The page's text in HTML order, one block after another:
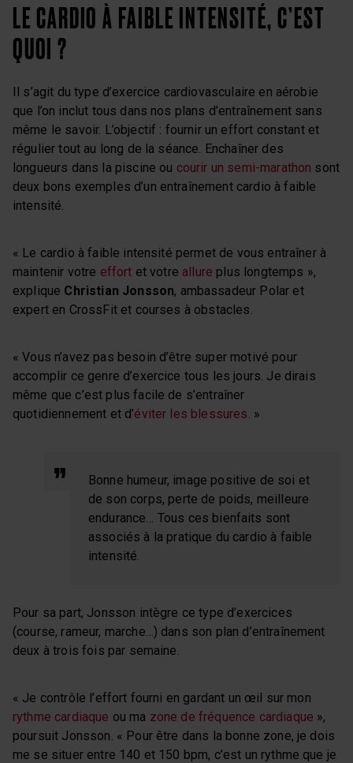
LE CARDIO À FAIBLE INTENSITÉ, C’EST
QUOI ?
Il s’agit du type d’exercice cardiovasculaire en aérobie
que l’on inclut tous dans nos plans d’entraînement sans
même le savoir. L’objectif : fournir un effort constant et
régulier tout au long de la séance. Enchaîner des
longueurs dans la piscine ou courir un semi-marathon sont
deux bons exemples d’un entraînement cardio à faible
intensité.
« Le cardio à faible intensité permet de vous entraîner à
maintenir votre effort et votre allure plus longtemps »,
explique Christian Jonsson, ambassadeur Polar et
expert en CrossFit et courses à obstacles.
« Vous n’avez pas besoin d’être super motivé pour
accomplir ce genre d’exercice tous les jours. Je dirais
même que c’est plus facile de s’entraîner
quotidiennement et d’éviter les blessures. »
Bonne humeur, image positive de soi et
de son corps, perte de poids, meilleure
endurance… Tous ces bienfaits sont
associés à la pratique du cardio à faible
intensité.
Pour sa part, Jonsson intègre ce type d’exercices
(course, rameur, marche…) dans son plan d’entraînement
deux à trois fois par semaine.
« Je contrôle l’effort fourni en gardant un œil sur mon
rythme cardiaque ou ma zone de fréquence cardiaque »,
poursuit Jonsson. « Pour être dans la bonne zone, je dois
me se situer entre 140 et 150 bpm, c’est un rythme que je